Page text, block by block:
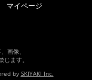
マイページ
画像、
ます。
by SKIYAKI Inc.